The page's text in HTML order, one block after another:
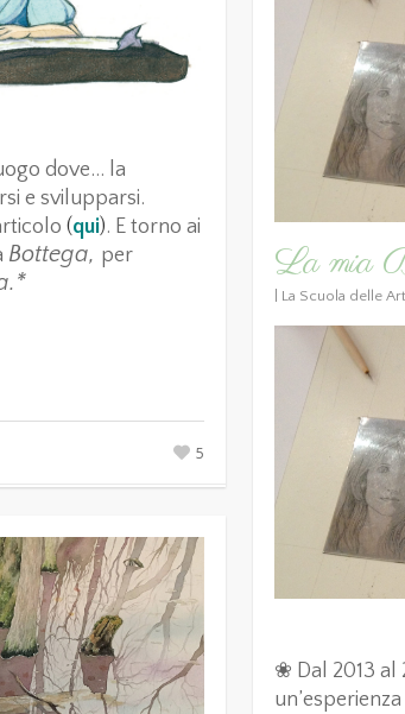
dove… la
e svilupparsi.
(qui). E torno ai
Bottega, per
5
La mia
La Scuola delle
❀ Dal 2013 al